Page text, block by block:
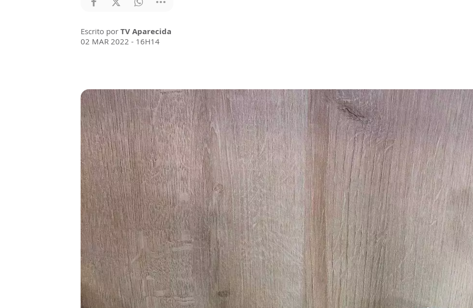
Escrito por TV Aparecida
02 MAR 2022 - 16H14